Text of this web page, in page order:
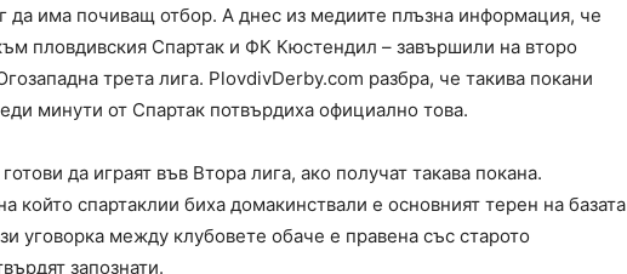
да има почиващ отбор. А днес из медиите плъзна информация, че
пловдивския Спартак и ФК Кюстендил – завършили на второ
трета лига. PlovdivDerby.com разбра, че такива покани
минути от Спартак потвърдиха официално това.
да играят във Втора лига, ако получат такава покана.
който спартаклии биха домакинствали е основният терен на базата
уговорка между клубовете обаче е правена със старото
запознати.